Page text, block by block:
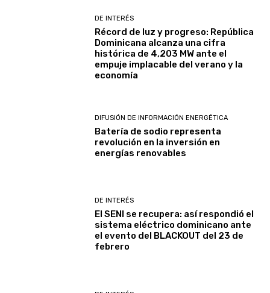
DE INTERÉS
Récord de luz y progreso: República
Dominicana alcanza una cifra
histórica de 4,203 MW ante el
empuje implacable del verano y la
economía
DIFUSIÓN DE INFORMACIÓN ENERGÉTICA
Batería de sodio representa
revolución en la inversión en
energías renovables
DE INTERÉS
El SENI se recupera: así respondió el
sistema eléctrico dominicano ante
el evento del BLACKOUT del 23 de
febrero